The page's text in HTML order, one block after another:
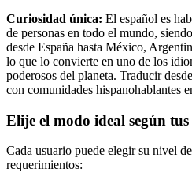
Curiosidad única: El español es
de personas en todo el mundo,
desde España hasta México,
lo que lo convierte en uno de los
poderosos del planeta. Traducir
con comunidades hispanohablantes
Elije el modo ideal según tus
Cada usuario puede elegir su nivel
requerimientos: